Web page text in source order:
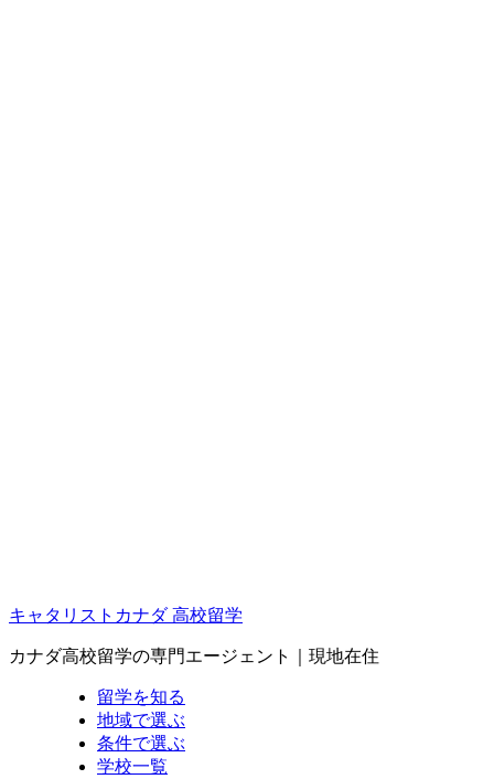
キャタリストカナダ 高校留学
カナダ高校留学の専門エージェント｜現地在住
留学を知る
地域で選ぶ
条件で選ぶ
学校一覧